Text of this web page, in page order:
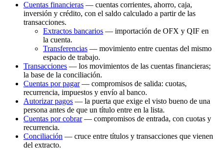
Cuentas financieras — cuentas corrientes, ahorro, caja,
inversión y crédito, con el saldo calculado a partir de las
transacciones.
Extractos bancarios — importación de OFX y QIF en
la cuenta.
Transferencias — movimiento entre cuentas del mismo
espacio de trabajo.
Transacciones — los movimientos de las cuentas financieras;
la base de la conciliación.
Cuentas por pagar— compromisos de salida: cuotas,
recurrencia, impuestos y envío al banco.
Autorizar pagos — la puerta que exige el visto bueno de una
persona antes de que un título entre en la lista.
Cuentas por cobrar— compromisos de entrada, con cuotas y
recurrencia.
Conciliación — cruce entre títulos y transacciones que vienen
del extracto.